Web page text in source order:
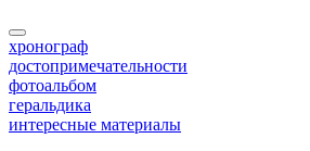
хронограф
достопримечательности
фотоальбом
геральдика
интересные материалы